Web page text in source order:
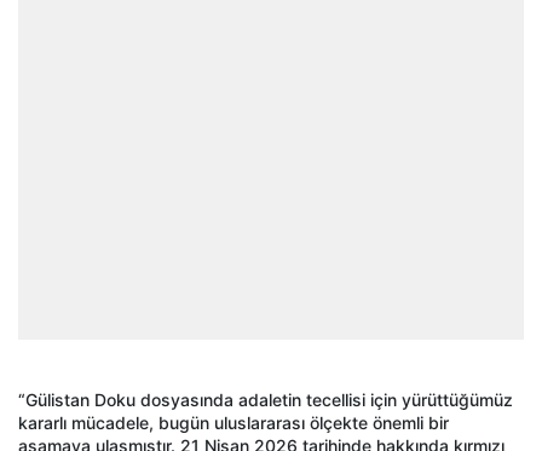
“Gülistan Doku dosyasında adaletin tecellisi için yürüttüğümüz
kararlı mücadele, bugün uluslararası ölçekte önemli bir
aşamaya ulaşmıştır. 21 Nisan 2026 tarihinde hakkında kırmızı